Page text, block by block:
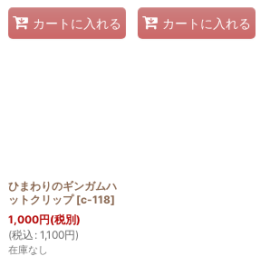
カートに入れる カートに入れる
ひまわりのギンガムハ
ットクリップ [c-118]
1,000円(税別)
(税込 : 1,100円)
在庫なし